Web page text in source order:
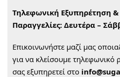
Τηλεφωνική Εξυπηρέτηση
Παραγγελίες: Δευτέρα –
Επικοινωνήστε μαζί μας
για να κλείσουμε
σας εξυπηρετεί στο